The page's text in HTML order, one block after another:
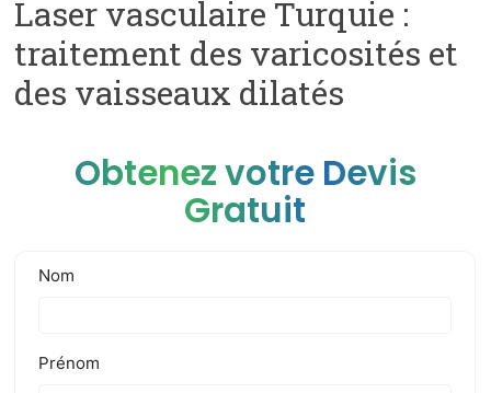
Laser vasculaire Turquie :
traitement des varicosités et
des vaisseaux dilatés
Obtenez votre Devis
Gratuit